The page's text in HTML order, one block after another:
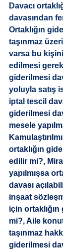
Davacı
davasından
Ortaklığın
taşınmaz
varsa bu
edilmesi
giderilmesi
yoluyla satış
iptal tescil
giderilmesi
mesele
ortaklığın
edilir mi?,
yapılmışsa
davası
inşaat
için
mi?, Aile
taşınmaz
giderilmesi